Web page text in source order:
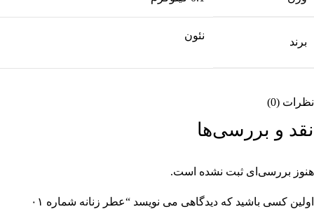
برند
نئون
نظرات (0)
نقد و بررسی‌ها
هنوز بررسی‌ای ثبت نشده است.
اولین کسی باشید که دیدگاهی می نویسد “عطر زنانه شماره ۰۱